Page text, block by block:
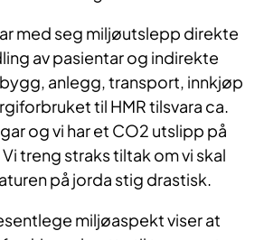
med seg miljøutslepp direkte
av pasientar og indirekte
anlegg, transport, innkjøp
til HMR tilsvara ca.
og vi har et CO2 utslipp på
treng straks tiltak om vi skal
på jorda stig drastisk.
miljøaspekt viser at